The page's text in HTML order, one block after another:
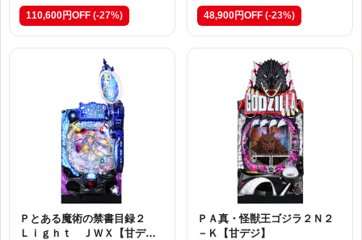
110,600円OFF (-27%) 48,900円OFF (-23%)
Ｐとある魔術の禁書目録２
Ｌｉｇｈｔ ＪＷＸ【甘デ
ＰＡ真・怪獣王ゴジラ２Ｎ２
－Ｋ【甘デジ】